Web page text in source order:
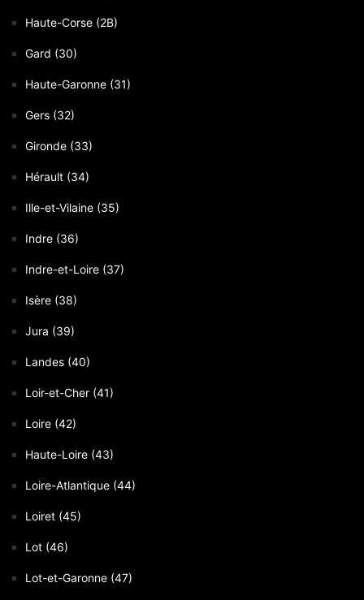
Haute-Corse (2B)
Gard (30)
Haute-Garonne (31)
Gers (32)
Gironde (33)
Hérault (34)
Ille-et-Vilaine (35)
Indre (36)
Indre-et-Loire (37)
Isère (38)
Jura (39)
Landes (40)
Loir-et-Cher (41)
Loire (42)
Haute-Loire (43)
Loire-Atlantique (44)
Loiret (45)
Lot (46)
Lot-et-Garonne (47)